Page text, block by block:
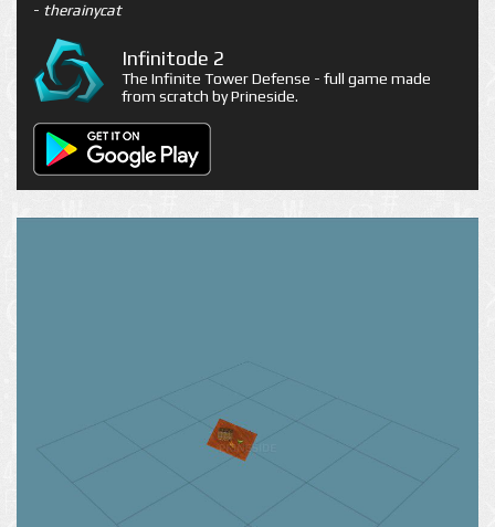
- therainycat
Infinitode 2
The Infinite Tower Defense - full game made
from scratch by Prineside.